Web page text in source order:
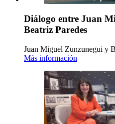
Diálogo entre Juan
Beatriz Paredes
Juan Miguel Zunzunegui y
Más información